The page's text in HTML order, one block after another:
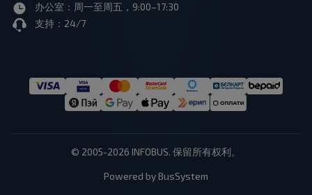
办公室：周一至周五，9:00–17:30
支持：24/7
© 2005-2026 INFOBUS. 保留所有权利。
Powered by BusSystem